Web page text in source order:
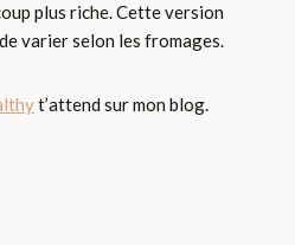
plus riche. Cette version
varier selon les fromages.
t’attend sur mon blog.